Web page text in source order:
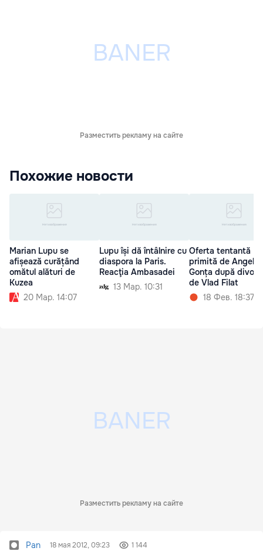
Разместить рекламу на сайте
Похожие новости
Marian Lupu se
afișează curățând
omătul alături de
Kuzea
20 Мар. 14:07
Lupu își dă întâlnire cu
diaspora la Paris.
Reacţia Ambasadei
13 Мар. 10:31
Oferta tentantă
primită de Angela
Gonța după
de Vlad Filat
18 Фев. 18:37
Разместить рекламу на сайте
Pan 18 мая 2012, 09:23 1 144